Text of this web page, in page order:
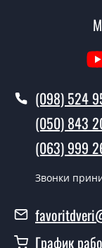
Стоимость
В тот же день в
условии
Да можно.
(098) 524
(050) 843
(063) 999
Звонки
График